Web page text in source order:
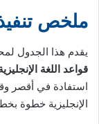
ملخص
يقدم هذا الجدول
قواعد اللغة
استفادة في أقصر
الإنجليزية خطوة